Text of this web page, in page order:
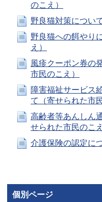
のこえ）
野良猫対策につい
野良猫への餌やり
え）
風疹クーポン券の
市民のこえ）
障害福祉サービス
て（寄せられた市
高齢者等あんしん
せられた市民のこえ
介護保険の認定に
個別ページ